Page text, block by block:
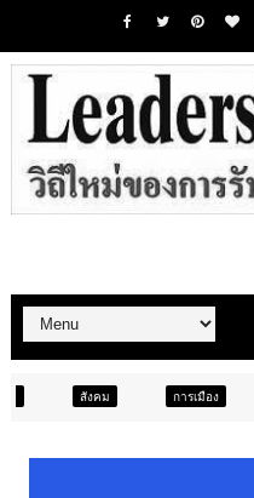
การเมือง ภูมิภาค